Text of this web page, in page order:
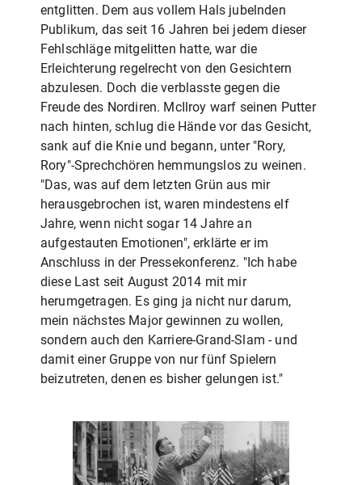
entglitten. Dem aus vollem Hals jubelnden
Publikum, das seit 16 Jahren bei jedem dieser
Fehlschläge mitgelitten hatte, war die
Erleichterung regelrecht von den Gesichtern
abzulesen. Doch die verblasste gegen die
Freude des Nordiren. McIlroy warf seinen Putter
nach hinten, schlug die Hände vor das Gesicht,
sank auf die Knie und begann, unter "Rory,
Rory"-Sprechchören hemmungslos zu weinen.
"Das, was auf dem letzten Grün aus mir
herausgebrochen ist, waren mindestens elf
Jahre, wenn nicht sogar 14 Jahre an
aufgestauten Emotionen", erklärte er im
Anschluss in der Pressekonferenz. "Ich habe
diese Last seit August 2014 mit mir
herumgetragen. Es ging ja nicht nur darum,
mein nächstes Major gewinnen zu wollen,
sondern auch den Karriere-Grand-Slam - und
damit einer Gruppe von nur fünf Spielern
beizutreten, denen es bisher gelungen ist."